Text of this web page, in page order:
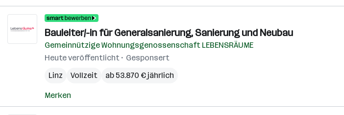
Bauleiter/-in für Generalsanierung, Sanierung und Neubau
Gemeinnützige Wohnungsgenossenschaft LEBENSRÄUME
Heute veröffentlicht
Gesponsert
Linz
Vollzeit ab 53.870 € jährlich
Merken